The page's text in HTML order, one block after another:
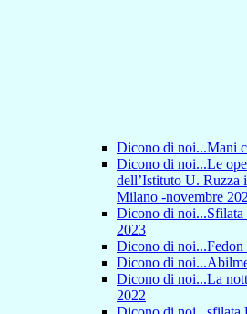
Dicono di noi...Mani
Dicono di noi...Le
dell’Istituto U. Ruzza
Milano -novembre
Dicono di noi...Sfilata
2023
Dicono di noi...Fedon
Dicono di
Dicono di noi...La
2022